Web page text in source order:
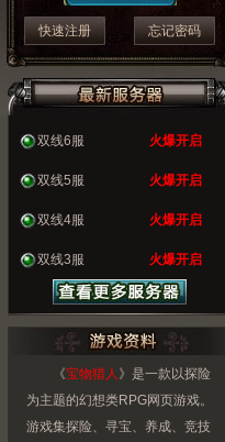
快速注册 忘记密码
火爆开启
双线6服
火爆开启
双线5服
火爆开启
双线4服
火爆开启
双线3服
《宝物猎人 》是一款以探险
为主题的幻想类RPG网页游戏。
游戏集探险、寻宝、养成、竞技